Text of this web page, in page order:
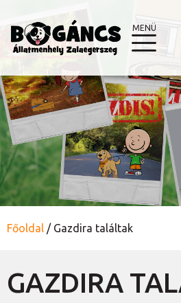
MENÜ
Főoldal / Gazdira találtak
GAZDIRA